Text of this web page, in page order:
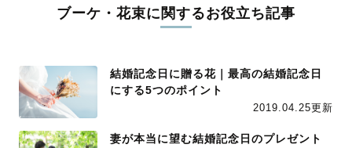
ブーケ・花束に関するお役立ち記事
結婚記念日に贈る花｜最高の結婚記念日
にする5つのポイント
2019.04.25更新
妻が本当に望む結婚記念日のプレゼント